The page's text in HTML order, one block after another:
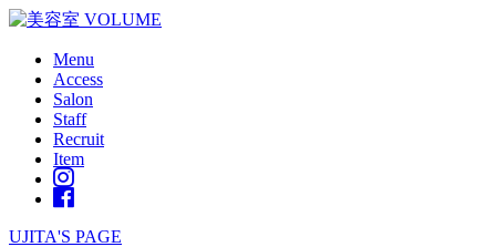
Menu
Access
Salon
Staff
Recruit
Item
UJITA'S PAGE